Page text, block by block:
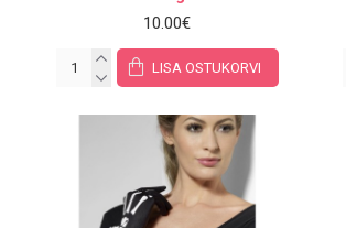
10.00€
LISA OSTUKORVI